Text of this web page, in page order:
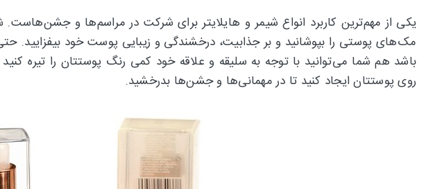
یکی از مهم‌ترین کاربرد انواع شیمر و هایلایتر برای شرکت در مراسم‌ها و جشن‌هاست.
مک‌های پوستی را بپوشانید و بر جذابیت، درخشندگی و زیبایی پوست خود
باشد هم شما می‌توانید با توجه به سلیقه و علاقه خود کمی رنگ پوستتان را تیره
روی پوستتان ایجاد کنید تا در مهمانی‌ها و جشن‌ها بدرخشید.